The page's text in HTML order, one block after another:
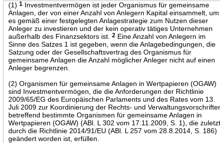
(1)1 Investmentvermögen ist jeder Organismus für gemeinsame
Anlagen, der von einer Anzahl von Anlegern Kapital einsammelt, um
es gemäß einer festgelegten Anlagestrategie zum Nutzen dieser
Anleger zu investieren und der kein operativ tätiges Unternehmen
außerhalb des Finanzsektors ist.2 Eine Anzahl von Anlegern im
Sinne des Satzes 1 ist gegeben, wenn die Anlagebedingungen, die
Satzung oder der Gesellschaftsvertrag des Organismus für
gemeinsame Anlagen die Anzahl möglicher Anleger nicht auf einen
Anleger begrenzen.
(2) Organismen für gemeinsame Anlagen in Wertpapieren (OGAW)
sind Investmentvermögen, die die Anforderungen der Richtlinie
2009/65/EG des Europäischen Parlaments und des Rates vom 13.
Juli 2009 zur Koordinierung der Rechts- und
betreffend bestimmte Organismen für gemeinsame Anlagen in
Wertpapieren (OGAW) (ABl. L 302 vom 17.11.2009, S. 1), die
durch die Richtlinie 2014/91/EU (ABl. L 257 vom 28.8.2014, S. 186)
geändert worden ist, erfüllen.